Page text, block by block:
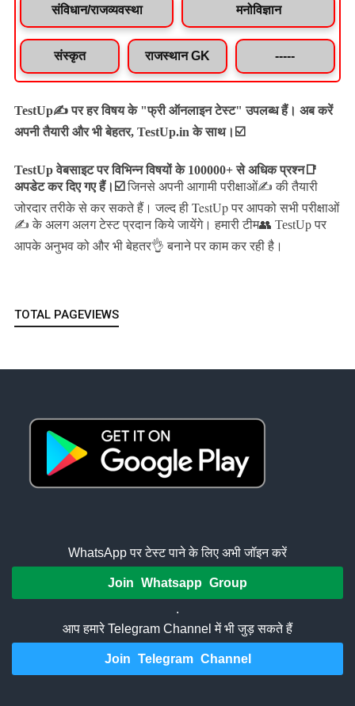
संविधान/राजव्यवस्था मनोविज्ञान
संस्कृत राजस्थान GK -----
TestUp✍️ पर हर विषय के "फ्री ऑनलाइन टेस्ट" उपलब्ध हैं। अब करें
अपनी तैयारी और भी बेहतर, TestUp.in के साथ।☑️
TestUp वेबसाइट पर विभिन्न विषयों के 100000+ से अधिक प्रश्न📑
अपडेट कर दिए गए हैं। ☑️ जिनसे अपनी आगामी परीक्षाओं✍️ की तैयारी
जोरदार तरीके से कर सकते हैं।जल्द ही TestUp पर आपको सभी परीक्षाओं
✍️ के अलग अलग टेस्ट प्रदान किये जायेंगे। हमारी टीम👥 TestUp पर
आपके अनुभव को और भी बेहतर👌 बनाने पर काम कर रही है।
TOTAL PAGEVIEWS
WhatsApp पर टेस्ट पाने के लिए अभी जॉइन करें
Join Whatsapp Group
.
आप हमारे Telegram Channel में भी जुड़ सकते हैं
Join Telegram Channel